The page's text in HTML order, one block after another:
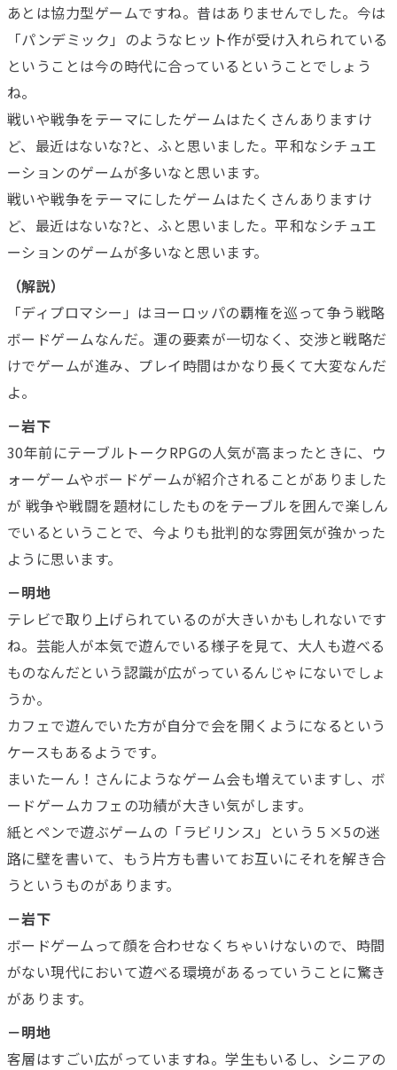
あとは協力型ゲームですね。昔はありませんでした。今は
「パンデミック」のようなヒット作が受け入れられている
ということは今の時代に合っているということでしょう
ね。
戦いや戦争をテーマにしたゲームはたくさんありますけ
ど、最近はないな?と、ふと思いました。平和なシチュエ
ーションのゲームが多いなと思います。
戦いや戦争をテーマにしたゲームはたくさんありますけ
ど、最近はないな?と、ふと思いました。平和なシチュエ
ーションのゲームが多いなと思います。
（解説）
「ディプロマシー」はヨーロッパの覇権を巡って争う戦略
ボードゲームなんだ。運の要素が一切なく、交渉と戦略だ
けでゲームが進み、プレイ時間はかなり長くて大変なんだ
よ。
－岩下
30年前にテーブルトークRPGの人気が高まったときに、ウ
ォーゲームやボードゲームが紹介されることがありました
が 戦争や戦闘を題材にしたものをテーブルを囲んで楽しん
でいるということで、今よりも批判的な雰囲気が強かった
ように思います。
－明地
テレビで取り上げられているのが大きいかもしれないです
ね。芸能人が本気で遊んでいる様子を見て、大人も遊べる
ものなんだという認識が広がっているんじゃにないでしょ
うか。
カフェで遊んでいた方が自分で会を開くようになるという
ケースもあるようです。
まいたーん！さんにようなゲーム会も増えていますし、ボ
ードゲームカフェの功績が大きい気がします。
紙とペンで遊ぶゲームの「ラビリンス」という５×5の迷
路に壁を書いて、もう片方も書いてお互いにそれを解き合
うというものがあります。
－岩下
ボードゲームって顔を合わせなくちゃいけないので、時間
がない現代において遊べる環境があるっていうことに驚き
があります。
－明地
客層はすごい広がっていますね。学生もいるし、シニアの